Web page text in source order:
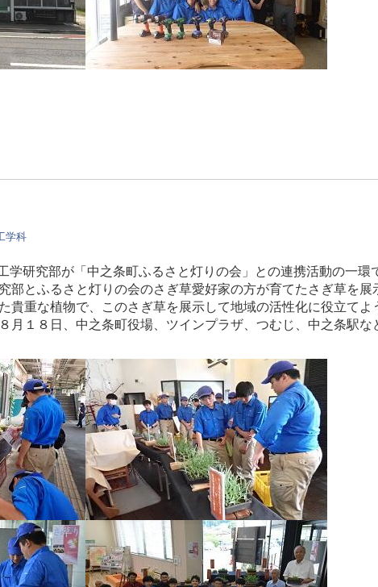
学科
学研究部が「中之条町ふるさと灯りの会」との連携活動の一環
部とふるさと灯りの会のさぎ草愛好家の方が育てたさぎ草を
貴重な植物で、このさぎ草を展示して地域の活性化に役立てよ
月１８日、中之条町役場、ツインプラザ、つむじ、中之条駅な